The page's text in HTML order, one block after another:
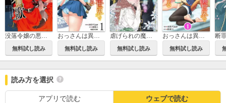
無料試し読み 無料試し読み 無料試し読み 無料試し読み
読み方を選択
アプリで読む ウェブで読む